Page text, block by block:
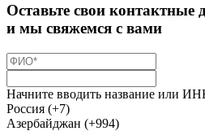
Оставьте свои контактные
и мы свяжемся с вами
Начните вводить название или
Россия (+7)
Азербайджан (+994)